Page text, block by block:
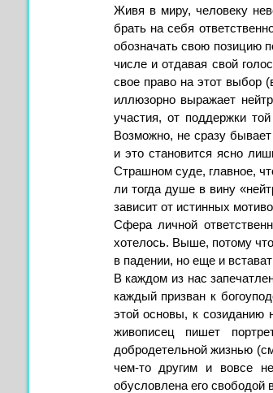
Живя в миру, человеку
брать на себя
обозначать свою позицию
числе и отдавая свой
свое право на этот выбор
иллюзорно выражает
участия, от поддержки
Возможно, не сразу
и это становится ясно
Страшном суде, главное,
ли тогда душе в вину
зависит от истинных
Сфера личной
хотелось. Выше, потому
в падении, но еще и
В каждом из нас
каждый призван к
этой основы, к созиданию
живописец пишет
добродетельной жизнью
чем-то другим и вовсе
обусловлена его